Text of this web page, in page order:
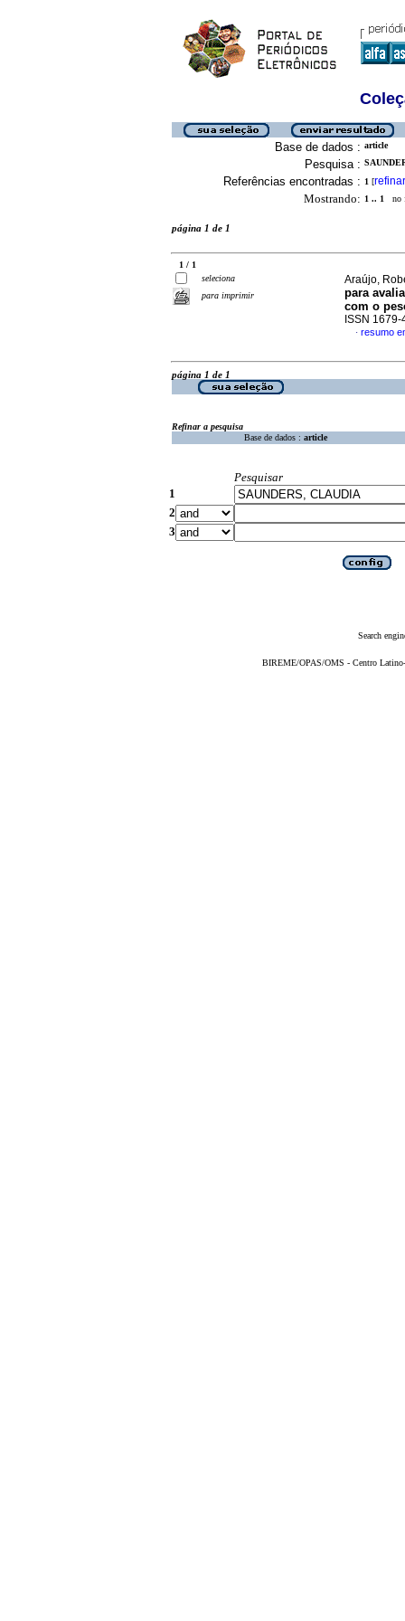
Base de dados : article
Pesquisa :
Referências encontradas : 1 [refinar
Mostrando: 1 .. 1 no
página 1 de 1
1 / 1
seleciona
para imprimir
Araújo,
para
com o
ISSN 1679-
· resumo
página 1 de 1
Refinar a pesquisa
Base de dados : article
Pesquisar
1
2
3
Search
BIREME/OPAS/OMS - Centro Latino-